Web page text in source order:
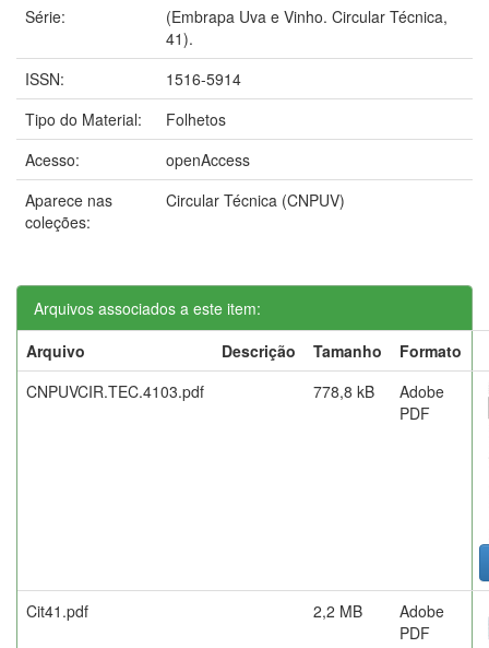
Série:
(Embrapa Uva e Vinho. Circular Técnica,
41).
ISSN:
1516-5914
Tipo do Material:
Folhetos
Acesso:
openAccess
Aparece nas
coleções:
Circular Técnica (CNPUV)
Arquivos associados a este item:
Arquivo
Descrição Tamanho
Formato
CNPUVCIR.TEC.4103.pdf
778,8 kB
Adobe
PDF
Cit41.pdf 2,2 MB
Adobe
PDF